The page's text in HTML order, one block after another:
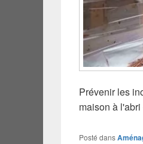
Prévenir les
maison à
Posté dans